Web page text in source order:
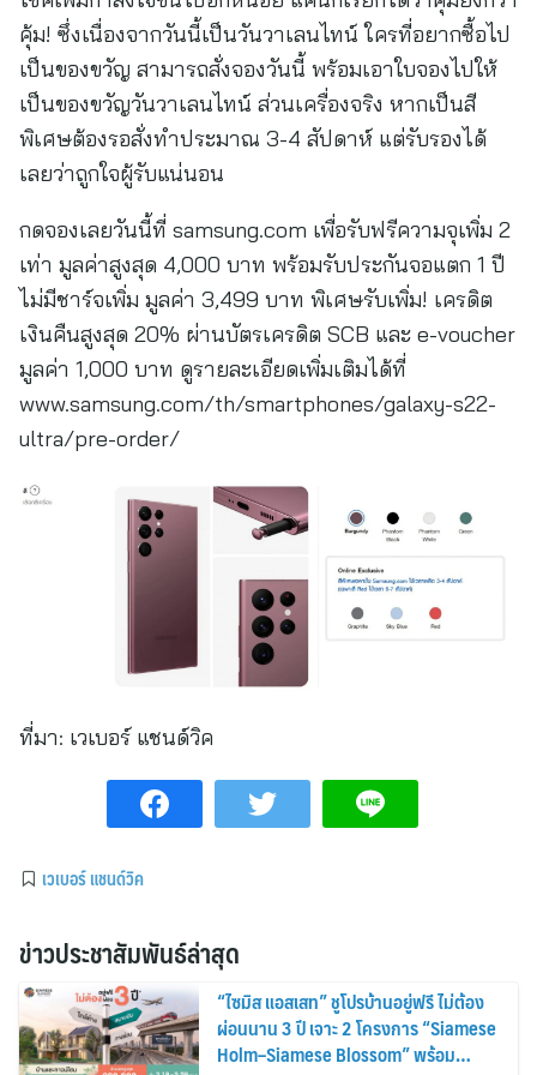
คุ้ม! ซึ่งเนื่องจากวันนี้เป็นวันวาเลนไทน์ ใครที่อยากซื้อไป
เป็นของขวัญ สามารถสั่งจองวันนี้ พร้อมเอาใบจองไปให้
เป็นของขวัญวันวาเลนไทน์ ส่วนเครื่องจริง หากเป็นสี
พิเศษต้องรอสั่งทำประมาณ 3-4 สัปดาห์ แต่รับรองได้
เลยว่าถูกใจผู้รับแน่นอน
กดจองเลยวันนี้ที่ samsung.com เพื่อรับฟรีความจุเพิ่ม 2
เท่า มูลค่าสูงสุด 4,000 บาท พร้อมรับประกันจอแตก 1 ปี
ไม่มีชาร์จเพิ่ม มูลค่า 3,499 บาท พิเศษรับเพิ่ม! เครดิต
เงินคืนสูงสุด 20% ผ่านบัตรเครดิต SCB และ e-voucher
มูลค่า 1,000 บาท ดูรายละเอียดเพิ่มเติมได้ที่
www.samsung.com/th/smartphones/galaxy-s22-
ultra/pre-order/
ที่มา: เวเบอร์ แชนด์วิค
เวเบอร์ แชนด์วิค
ข่าวประชาสัมพันธ์ล่าสุด
“ไซมิส แอสเสท” ชูโปรบ้านอยู่ฟรี ไม่ต้อง
ผ่อนนาน 3 ปี เจาะ 2 โครงการ “Siamese
Holm–Siamese Blossom” พร้อม